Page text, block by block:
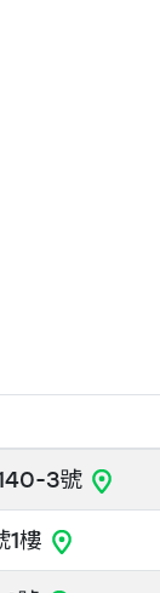
3號
1樓